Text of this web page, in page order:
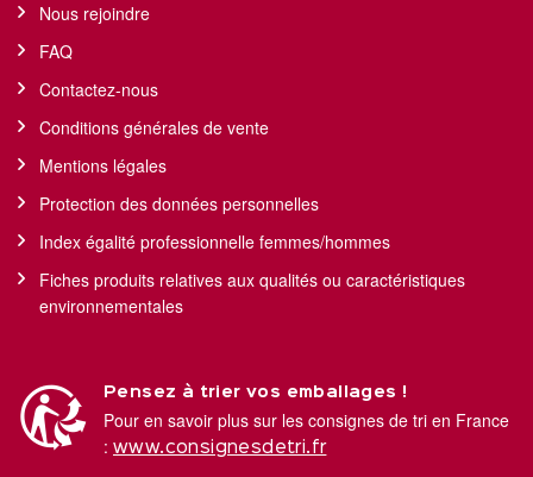
Nous rejoindre
FAQ
Contactez-nous
Conditions générales de vente
Mentions légales
Protection des données personnelles
Index égalité professionnelle femmes/hommes
Fiches produits relatives aux qualités ou caractéristiques
environnementales
Pensez à trier vos emballages !
Pour en savoir plus sur les consignes de tri en France
: www.consignesdetri.fr